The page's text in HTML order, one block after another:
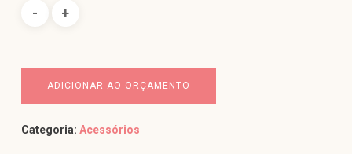
ADICIONAR AO ORÇAMENTO
Categoria: Acessórios